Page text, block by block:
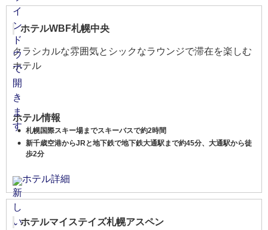
ホテルWBF札幌中央
クラシカルな雰囲気とシックなラウンジで滞在を楽しむ
ホテル
ホテル情報
札幌国際スキー場までスキーバスで約2時間
新千歳空港からJRと地下鉄で地下鉄大通駅まで約45分、大通駅から徒
歩2分
ホテル詳細
ホテルマイステイズ札幌アスペン